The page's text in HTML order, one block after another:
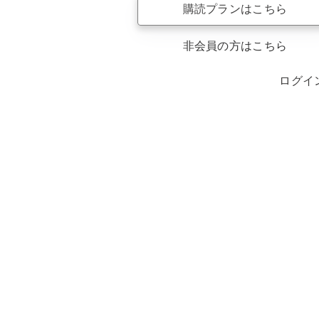
購読プランはこちら
非会員の方はこちら
ログイ